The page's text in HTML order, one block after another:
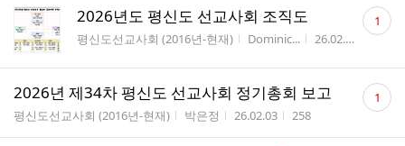
2026년도 평신도 선교사회 조직도
게시판명
평신도선교사회 (2016년-현재) 작성자
Dominic... 작성시간
26.02.11 조회
51
댓
글 1
2026년 제34차 평신도 선교사회 정기총회 보고
게시판명
평신도선교사회 (2016년-현재) 작성자
박은정 작성시간
26.02.03 조회수
258
댓
글 1